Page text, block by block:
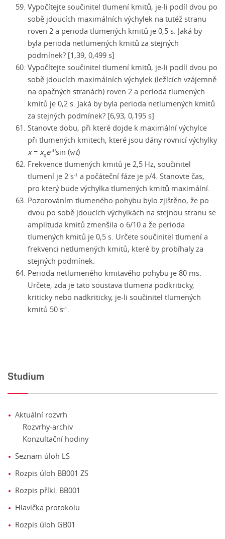
Vypočítejte součinitel tlumení kmitů, je-li podíl dvou po
sobě jdoucích maximálních výchylek na tutéž stranu
roven 2 a perioda tlumených kmitů je 0,5 s. Jaká by
byla perioda netlumených kmitů za stejných
podmínek? [1,39, 0,499 s]
Vypočítejte součinitel tlumení kmitů, je-li podíl dvou po
sobě jdoucích maximálních výchylek (ležících vzájemně
na opačných stranách) roven 2 a perioda tlumených
kmitů je 0,2 s. Jaká by byla perioda netlumených kmitů
za stejných podmínek? [6,93, 0,195 s]
Stanovte dobu, při které dojde k maximální výchylce
při tlumených kmitech, které jsou dány rovnicí výchylky
x= x0e-dtsin (wt)
Frekvence tlumených kmitů je 2,5 Hz, součinitel
tlumení je 2 s-1 a počáteční fáze je p/4. Stanovte čas,
pro který bude výchylka tlumených kmitů maximální.
Pozorováním tlumeného pohybu bylo zjištěno, že po
dvou po sobě jdoucích výchylkách na stejnou stranu se
amplituda kmitů zmenšila o 6/10 a že perioda
tlumených kmitů je 0,5 s. Určete součinitel tlumení a
frekvenci netlumených kmitů, které by probíhaly za
stejných podmínek.
Perioda netlumeného kmitavého pohybu je 80 ms.
Určete, zda je tato soustava tlumena podkriticky,
kriticky nebo nadkriticky, je-li součinitel tlumených
kmitů 50 s-1 .
Studium
Aktuální rozvrh
Rozvrhy-archiv
Konzultační hodiny
Seznam úloh LS
Rozpis úloh BB001 ZS
Rozpis příkl. BB001
Hlavička protokolu
Rozpis úloh GB01